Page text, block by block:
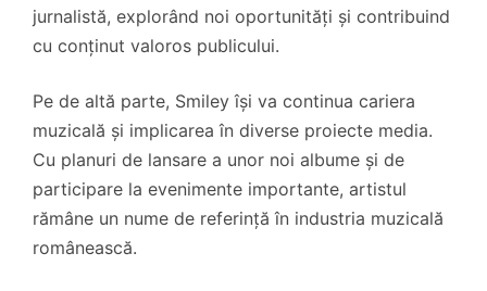
jurnalistă, explorând noi oportunități și contribuind
cu conținut valoros publicului.
Pe de altă parte, Smiley își va continua cariera
muzicală și implicarea în diverse proiecte media.
Cu planuri de lansare a unor noi albume și de
participare la evenimente importante, artistul
rămâne un nume de referință în industria muzicală
românească.